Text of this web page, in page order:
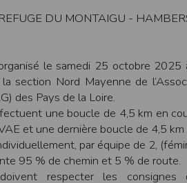
DU MONTAIGU -
le samedi 25 octobre
section Nord Mayenne de
des Pays de la Loire.
une boucle de 4,5 km en
et une dernière boucle de 4,5 km
par équipe de 2,
95 % de chemin et 5 % de route.
respecter les
assistance technique vis à vis de
en cas d’impossibilité d’accès à
le site ou une partie des
responsable des interruptions, et des
à tout moment et sans préavis, les
et les limites d’Internet, et notamment
sur les services accessibles par Internet